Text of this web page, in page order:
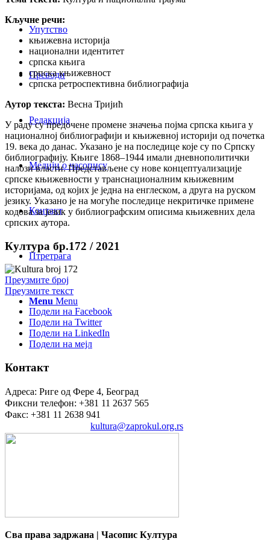
Упутство
Преводи
Редакција
Медији о часопису
Контакт
Птретрага
Menu Menu
Кључне речи:
књижевна историја
национални идентитет
српска књига
српска књижевност
српска ретроспективна библиографија
Аутор текста: Весна Тријић
У раду су предочене промене значења појма српскa књигa у
националној библиографији и књижевној историји од почетка
19. века до данас. Указано је на последице које су по Српску
библиографију. Књиге 1868–1944 имали дневнополитички
налози власти. Представљене су нове концептуализације
српске књижевности у транснационалним књижевним
историјама, од којих је једна на енглеском, а друга на руском
језику. Указано је на могуће последице некритичке примене
кодова за језик у библиографским описима књижевних дела
српских аутора.
Култура бр.172 / 2021
Преузмите број
Преузмите текст
Подели на Facebook
Подели на Twitter
Подели на LinkedIn
Подели на мејл
Контакт
Адреса: Риге од Фере 4, Београд
Фиксни телефон: +381 11 2637 565
Факс: +381 11 2638 941
kultura@zaprokul.org.rs
Сва права задржана | Часопис Култура